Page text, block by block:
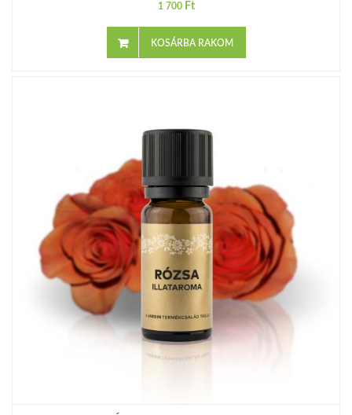
1 700 Ft
KOSÁRBA RAKOM